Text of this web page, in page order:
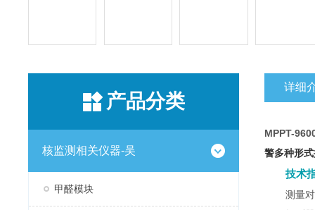
产品分类
核监测相关仪器-吴
甲醛模块
详细
MPPT-
警多种形
技术
测量